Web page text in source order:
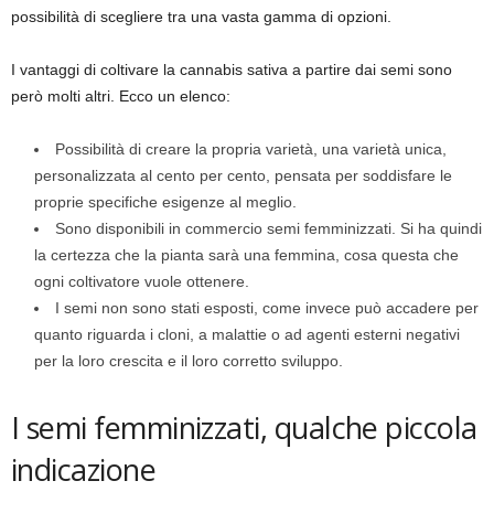
possibilità di scegliere tra una vasta gamma di opzioni.
I vantaggi di coltivare la cannabis sativa a partire dai semi sono
però molti altri. Ecco un elenco:
Possibilità di creare la propria varietà, una varietà unica,
personalizzata al cento per cento, pensata per soddisfare le
proprie specifiche esigenze al meglio.
Sono disponibili in commercio semi femminizzati. Si ha quindi
la certezza che la pianta sarà una femmina, cosa questa che
ogni coltivatore vuole ottenere.
I semi non sono stati esposti, come invece può accadere per
quanto riguarda i cloni, a malattie o ad agenti esterni negativi
per la loro crescita e il loro corretto sviluppo.
I semi femminizzati, qualche piccola
indicazione